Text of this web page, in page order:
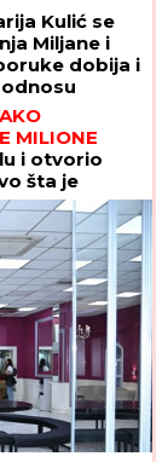
Kulić se
Miljane i
dobija i
MILIONE
i otvorio
šta je
razvoda